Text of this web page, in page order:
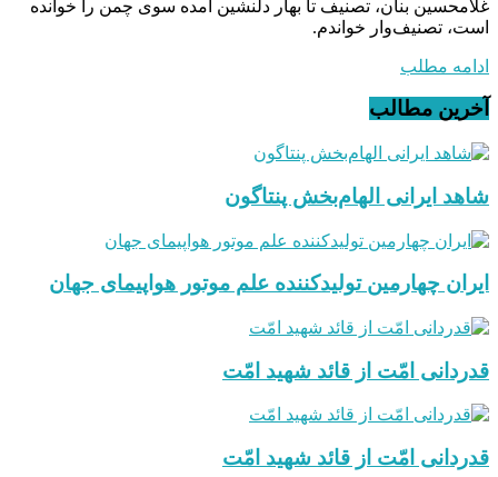
غلامحسین بنان، تصنیف تا بهار دلنشین آمده سوی چمن را خوانده
است، تصنیف‌وار خواندم.
ادامه مطلب
آخرین مطالب
شاهد ایرانی الهام‌بخش پنتاگون
ایران چهارمین تولیدکننده علم موتور هواپیمای جهان
قدردانی امّت از قائد شهید امّت
قدردانی امّت از قائد شهید امّت